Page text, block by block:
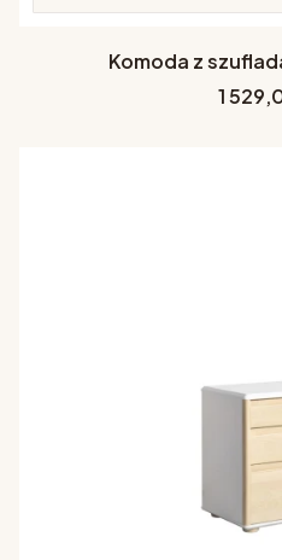
Komoda z
Cena
1